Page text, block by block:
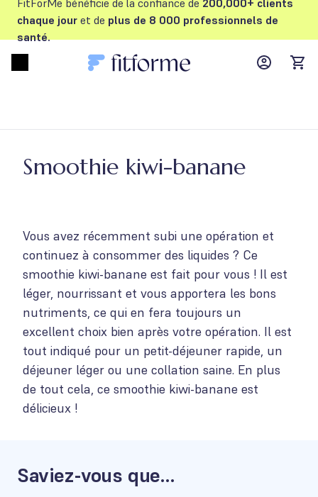
FitForMe bénéficie de la confiance de 200,000+ clients
chaque jour et de plus de 8 000 professionnels de
santé.
MyFFM
Smoothie kiwi-banane
Vous avez récemment subi une opération et
continuez à consommer des liquides ? Ce
smoothie kiwi-banane est fait pour vous ! Il est
léger, nourrissant et vous apportera les bons
nutriments, ce qui en fera toujours un
excellent choix bien après votre opération. Il est
tout indiqué pour un petit-déjeuner rapide, un
déjeuner léger ou une collation saine. En plus
de tout cela, ce smoothie kiwi-banane est
délicieux !
Saviez-vous que…